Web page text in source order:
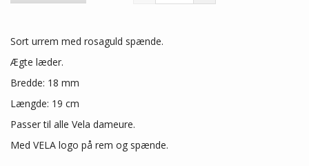
Sort urrem med rosaguld spænde.
Ægte læder.
Bredde: 18 mm
Længde: 19 cm
Passer til alle Vela dameure.
Med VELA logo på rem og spænde.